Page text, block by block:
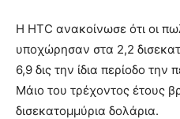
Η HTC ανακοίνωσε ότι οι
υποχώρησαν στα 2,2
6,9 δις την ίδια περίοδο
Μάιο του τρέχοντος έτους
δισεκατομμύρια δολάρια.